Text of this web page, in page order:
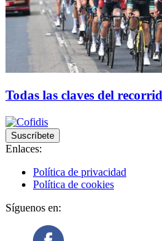
Todas las claves del
Suscríbete
Enlaces:
Política de privacidad
Política de cookies
Síguenos en: